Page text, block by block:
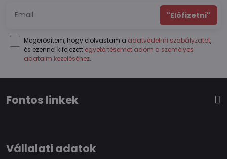
"Előfizetni"
Megerősítem, hogy elolvastam a adatvédelmi szabályzatot,
és ezennel kifejezett egyetértésemet adom a személyes
adataim kezeléséhez.
Fontos linkek
Vállalati adatok